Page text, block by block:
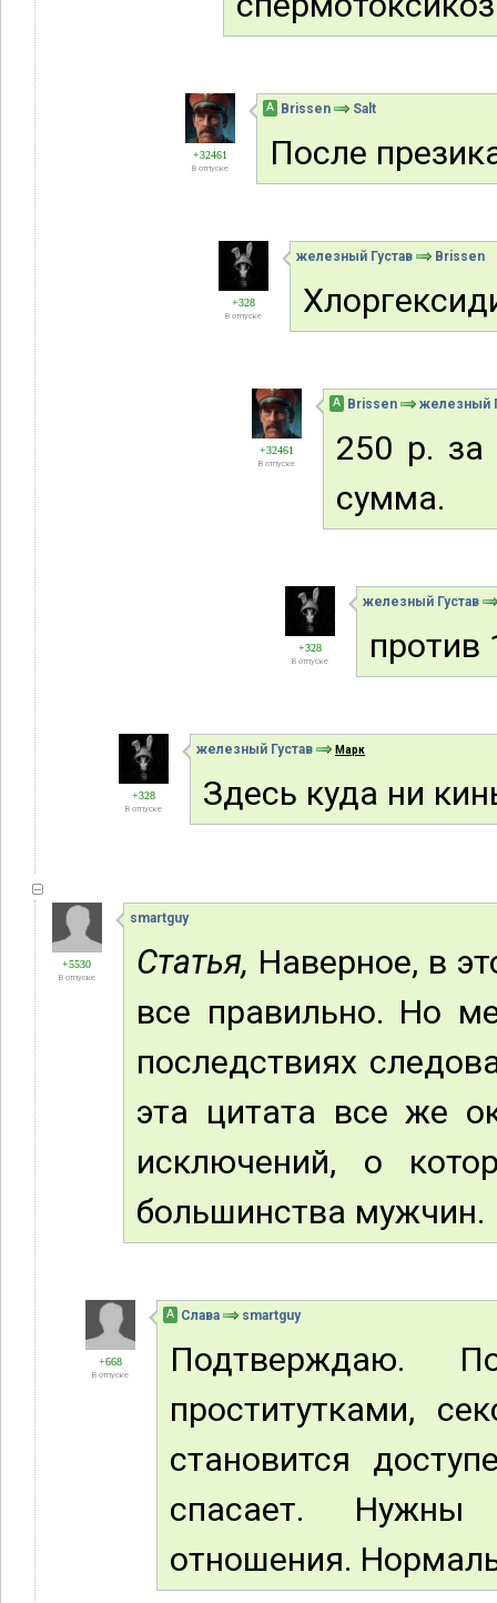
+32461
В отпуске
А Brissen Salt
После
+328
В отпуске
железный Густав Brissen
+32461
В отпуске
А Brissen железный
250 р.
сумма.
+328
В отпуске
железный Густав
против
+328
В отпуске
железный Густав Марк
Здесь куда ни
+5530
В отпуске
smartguy
Статья, Наверное, в
все правильно. Но
последствиях
эта цитата все же
исключений, о
большинства мужчин.
+668
В отпуске
А Слава smartguy
Подтверждаю.
проститутками,
становится
спасает.
отношения.